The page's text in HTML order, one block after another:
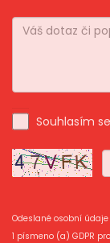
Souhlasím se
Odeslané osobní
1 písmeno (a) GDPR